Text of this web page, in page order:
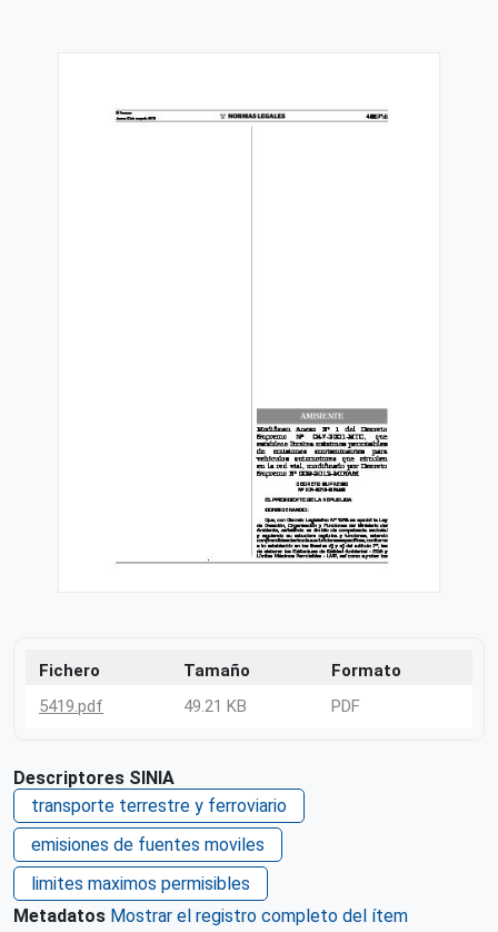
Fichero Tamaño
Formato
5419.pdf
49.21 KB PDF
Descriptores SINIA
transporte terrestre y ferroviario
emisiones de fuentes moviles
limites maximos permisibles
Metadatos Mostrar el registro completo del ítem